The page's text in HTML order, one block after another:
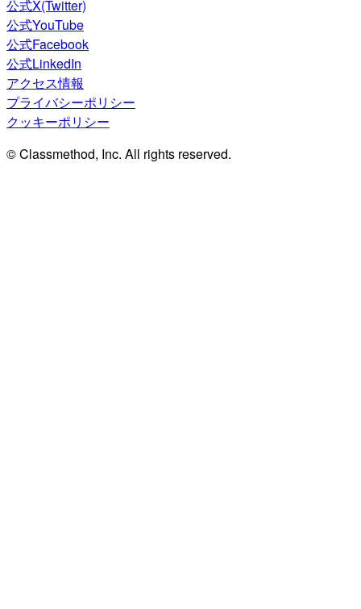
公式X(Twitter)
公式YouTube
公式Facebook
公式LinkedIn
アクセス情報
プライバシーポリシー
クッキーポリシー
© Classmethod, Inc. All rights reserved.